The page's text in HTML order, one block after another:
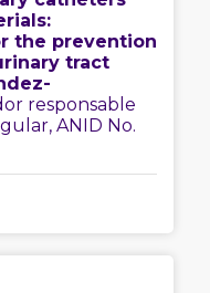
the prevention
tract
responsable
ANID No.